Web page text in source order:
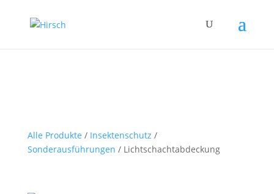
Alle Produkte / Insektenschutz /
Sonderausführungen / Lichtschachtabdeckung